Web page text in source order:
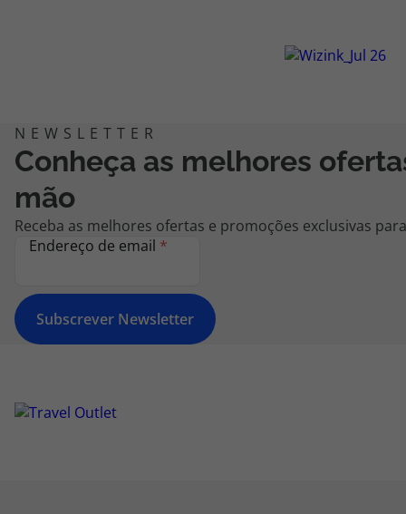
Conheça as melhores
mão
Receba as melhores ofertas e promoções exclusivas
Endereço de email *
Subscrever Newsletter